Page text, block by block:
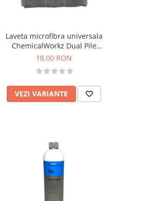
Laveta microfibra universala
ChemicalWorkz Dual Pile
Towel 350GSM, 40×40cm
18,00 RON
VEZI VARIANTE